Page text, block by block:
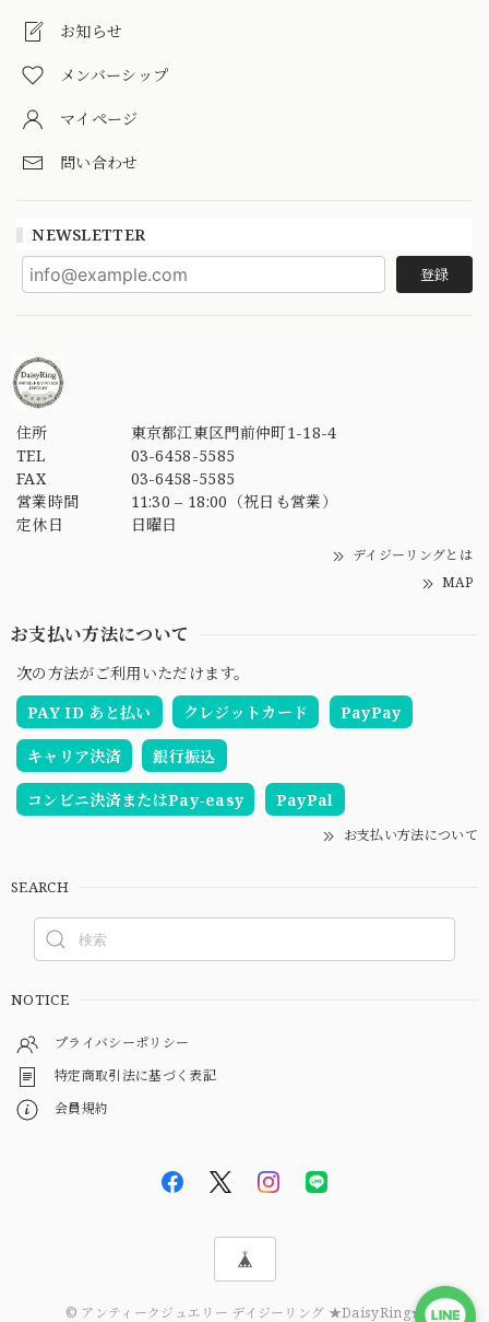
お知らせ
メンバーシップ
マイページ
問い合わせ
NEWSLETTER
登録
住所
東京都江東区門前仲町1-18-4
TEL
03-6458-5585
FAX
03-6458-5585
営業時間
11:30 – 18:00（祝日も営業）
定休日
日曜日
デイジーリングとは
MAP
お支払い方法について
次の方法がご利用いただけます。
PAY ID あと払い
クレジットカード PayPay
キャリア決済 銀行振込
コンビニ決済またはPay-easy PayPal
お支払い方法について
SEARCH
NOTICE
プライバシーポリシー
特定商取引法に基づく表記
会員規約
© アンティークジュエリー デイジーリング ★DaisyRing★